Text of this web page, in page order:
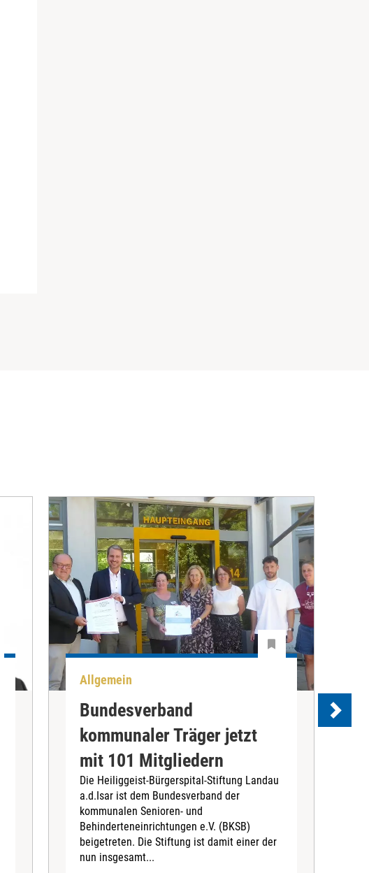
Allgemein
Bundesverband
kommunaler Träger jetzt
mit 101 Mitgliedern
Die Heiliggeist-Bürgerspital-Stiftung Landau
a.d.Isar ist dem Bundesverband der
kommunalen Senioren- und
Behinderteneinrichtungen e.V. (BKSB)
beigetreten. Die Stiftung ist damit einer der
nun insgesamt...